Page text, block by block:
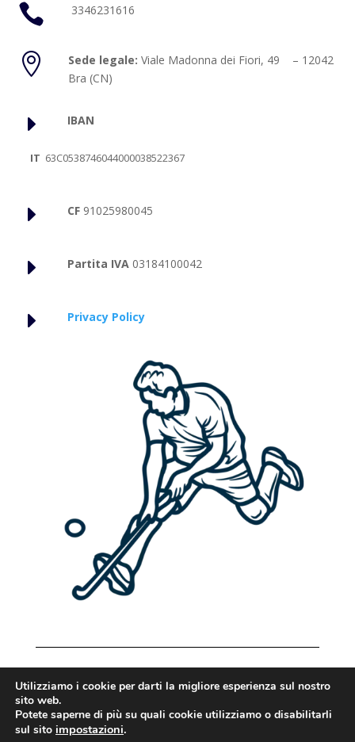
 3346231616
 Sede legale: Viale Madonna dei Fiori, 49 – 12042
Bra (CN)
E IBAN
IT 63C0538746044000038522367
E CF91025980045
E Partita IVA03184100042
E Privacy Policy
Copyright © 2021 –
cubomagicocomunicaciones
Utilizziamo i cookie per darti la migliore esperienza sul nostro
sito web.
Potete saperne di più su quali cookie utilizziamo o disabilitarli
sul sito impostazioni.